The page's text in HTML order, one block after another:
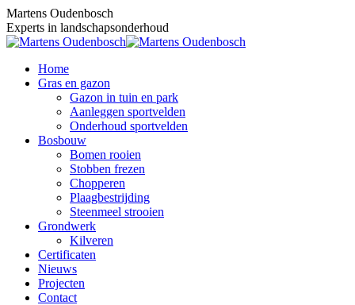
Skip
to
content
Martens Oudenbosch
Experts in landschapsonderhoud
Home
Gras en gazon
Gazon in tuin en park
Aanleggen sportvelden
Onderhoud sportvelden
Bosbouw
Bomen rooien
Stobben frezen
Chopperen
Plaagbestrijding
Steenmeel strooien
Grondwerk
Kilveren
Certificaten
Nieuws
Projecten
Contact